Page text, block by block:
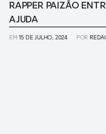
RAPPER PAIZÃO
AJUDA
EM15 DE JULHO, 2024 POR